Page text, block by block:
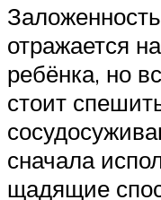
отражается
ребёнка, но
стоит
сначала
щадящие